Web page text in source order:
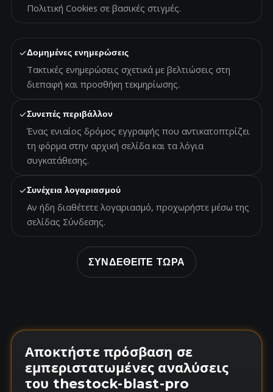
Πολιτική Cookies σε βασικές στιγμές.
✓Δομημένες ενημερώσεις
Τακτικές ενημερώσεις σχετικά με βελτιώσεις στη
διεπαφή και προσθήκη τεκμηρίωσης.
✓Συνεπές περιβάλλον
Ένας ενιαίος δρόμος εγγραφής που αντικατοπτρίζει
τη φόρμα στην αρχική σελίδα και τα λόγια
συγκατάθεσης.
✓Συνέχεια λογαριασμού
Αν ήδη διαθέτετε λογαριασμό, προχωρήστε μέσω της
σελίδας Σύνδεσης.
ΣΥΝΔΕΘΕΙΤΕ ΤΩΡΑ
Αποκτήστε πρόσβαση σε
εμπεριστατωμένες αναλύσεις
του thestock-blast-pro